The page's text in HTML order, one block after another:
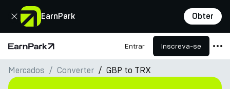
EarnPark Obter
Fechar
Página Inicial Entrar Inscreva-se
Produtos
Mercados Converter GBP to TRX